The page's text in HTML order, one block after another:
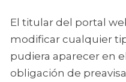
El titular del portal
modificar cualquier
pudiera aparecer en
obligación de